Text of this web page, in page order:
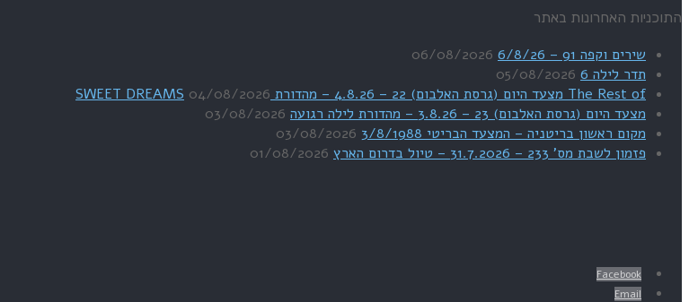
התוכניות האחרונות באתר
שירים וקפה 91 – 6/8/26
06/08/2026
תדר לילה 6
05/08/2026
The Rest of מצעד היום (גרסת האלבום) 22 – 4.8.26 – מהדורת SWEET DREAMS
04/08/2026
מצעד היום (גרסת האלבום) 23 – 3.8.26 – מהדורת לילה רגועה
03/08/2026
מקום ראשון בריטניה – המצעד הבריטי 3/8/1988
03/08/2026
פזמון לשבת מס' 233 – 31.7.2026 – טיול בדרום הארץ
01/08/2026
Facebook
Email